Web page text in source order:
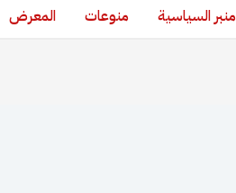
منبر السياسية منوعات المعرض